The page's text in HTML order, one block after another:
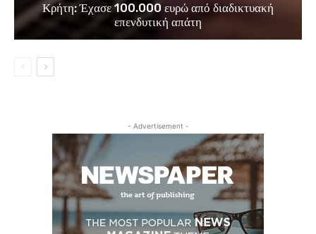
Κρήτη: Έχασε 100.000 ευρώ από διαδικτυακή
επενδυτική απάτη
- Advertisement -